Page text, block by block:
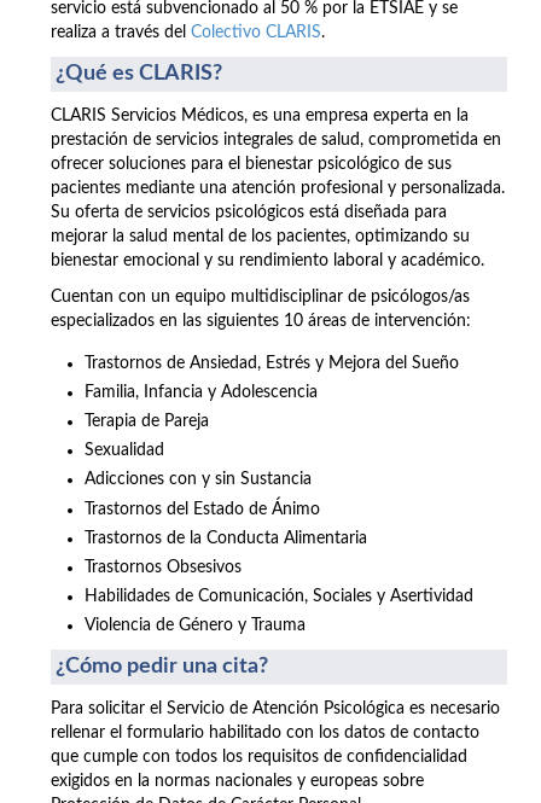
servicio está subvencionado al 50 % por la ETSIAE y se
realiza a través del Colectivo CLARIS.
¿Qué es CLARIS?
CLARIS Servicios Médicos, es una empresa experta en la
prestación de servicios integrales de salud, comprometida en
ofrecer soluciones para el bienestar psicológico de sus
pacientes mediante una atención profesional y personalizada.
Su oferta de servicios psicológicos está diseñada para
mejorar la salud mental de los pacientes, optimizando su
bienestar emocional y su rendimiento laboral y académico.
Cuentan con un equipo multidisciplinar de psicólogos/as
especializados en las siguientes 10 áreas de intervención:
Trastornos de Ansiedad, Estrés y Mejora del Sueño
Familia, Infancia y Adolescencia
Terapia de Pareja
Sexualidad
Adicciones con y sin Sustancia
Trastornos del Estado de Ánimo
Trastornos de la Conducta Alimentaria
Trastornos Obsesivos
Habilidades de Comunicación, Sociales y Asertividad
Violencia de Género y Trauma
¿Cómo pedir una cita?
Para solicitar el Servicio de Atención Psicológica es necesario
rellenar el formulario habilitado con los datos de contacto
que cumple con todos los requisitos de confidencialidad
exigidos en la normas nacionales y europeas sobre